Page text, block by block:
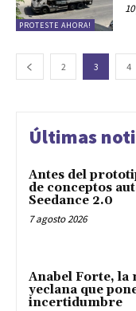
PROTESTE AHORA!
2 3 4
Últimas
Antes del
de conceptos
Seedance 2.0
7 agosto 2026
Anabel Forte, la
yeclana que
incertidumbre